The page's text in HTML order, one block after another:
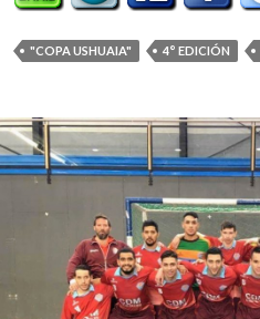
"COPA USHUAIA" 4° EDICIÓN